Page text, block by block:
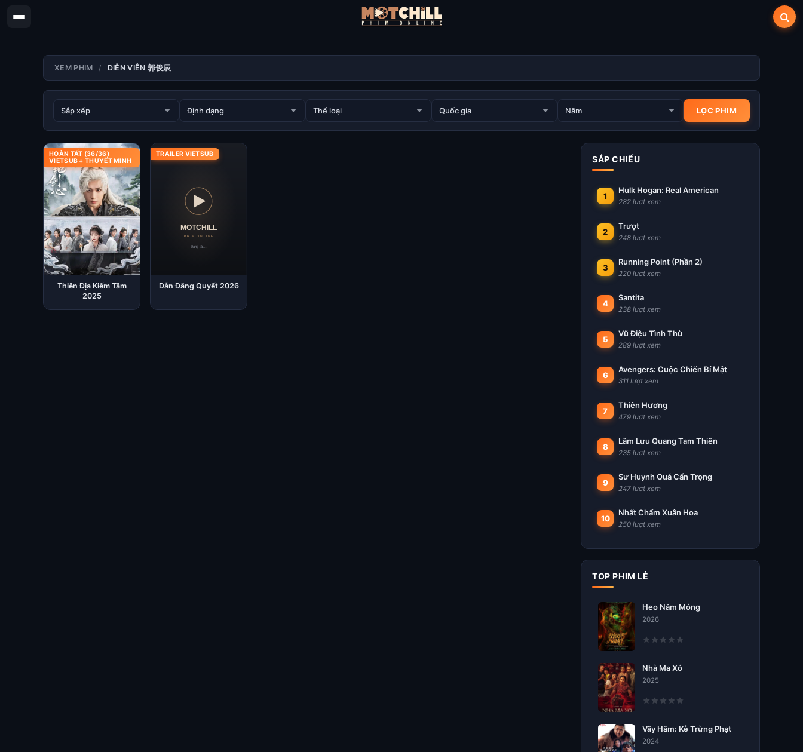
XEM PHIM DIỄN VIÊN 郭俊辰
HOÀN TẤT (36/36)
VIETSUB + THUYẾT MINH
Thiên Địa Kiếm Tâm
2025
TRAILER VIETSUB
Dẫn Đăng Quyết 2026
SẮP CHIẾU
1
Hulk Hogan: Real American
282 lượt xem
2
Trượt
248 lượt xem
3
Running Point (Phần 2)
220 lượt xem
4
Santita
238 lượt xem
5
Vũ Điệu Tình Thù
289 lượt xem
6
Avengers: Cuộc Chiến Bí Mật
311 lượt xem
7
Thiên Hương
479 lượt xem
8
Lãm Lưu Quang Tam Thiên
235 lượt xem
9
Sư Huynh Quá Cẩn Trọng
247 lượt xem
10
Nhất Chẩm Xuân Hoa
250 lượt xem
TOP PHIM LẺ
Heo Năm Móng
2026
Nhà Ma Xó
2025
Vây Hãm: Kẻ Trừng Phạt
2024